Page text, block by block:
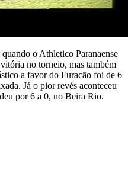
o Athletico Paranaense
no torneio, mas também
a favor do Furacão foi de 6
Já o pior revés aconteceu
por 6 a 0, no Beira Rio.